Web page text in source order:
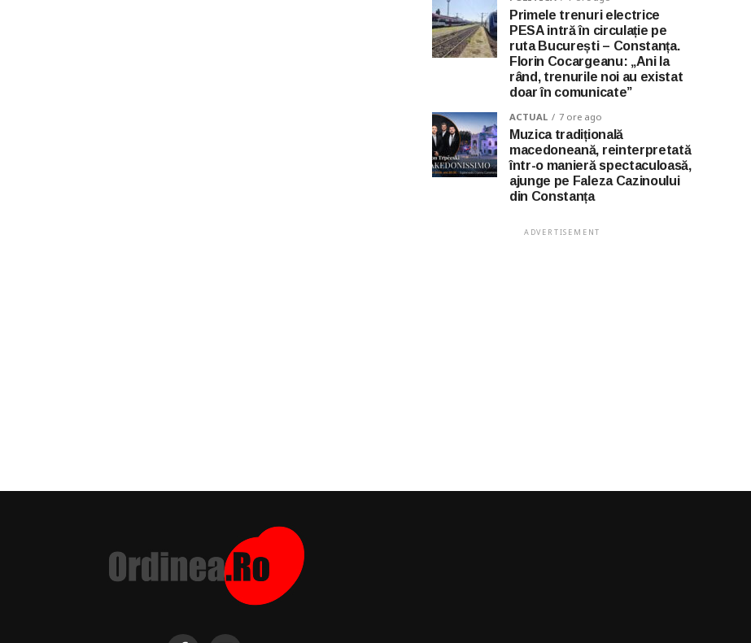
Primele trenuri electrice
PESA intră în circulație pe
ruta București – Constanța.
Florin Cocargeanu: „Ani la
rând, trenurile noi au existat
doar în comunicate”
ACTUAL 7 ore ago
Muzica tradițională
macedoneană, reinterpretată
într-o manieră spectaculoasă,
ajunge pe Faleza Cazinoului
din Constanța
ADVERTISEMENT